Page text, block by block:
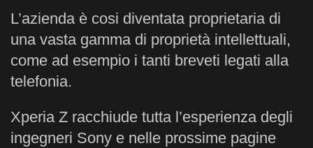
L’azienda è cosi diventata proprietaria di
una vasta gamma di proprietà intellettuali,
come ad esempio i tanti breveti legati alla
telefonia.
Xperia Z racchiude tutta l’esperienza degli
ingegneri Sony e nelle prossime pagine